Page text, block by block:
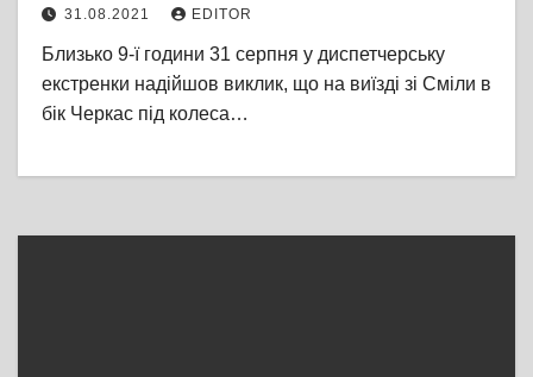
31.08.2021 EDITOR
Близько 9-ї години 31 серпня у диспетчерську
екстренки надійшов виклик, що на виїзді зі Сміли в
бік Черкас під колеса…